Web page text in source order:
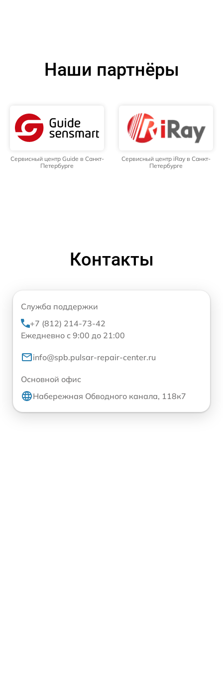
Наши партнёры
Сервисный центр Guide в Санкт-
Петербурге
Сервисный центр iRay в Санкт-
Петербурге
Контакты
Служба поддержки
+7 (812) 214-73-42
Ежедневно с 9:00 до 21:00
info@spb.pulsar-repair-center.ru
Основной офис
Набережная Обводного канала, 118к7